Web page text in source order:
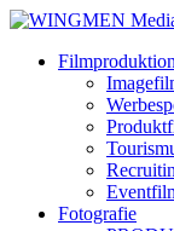
Filmproduktion
Fotografie